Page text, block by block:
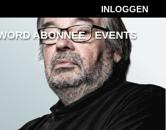
INLOGGEN
ABONNEE
EVENTS